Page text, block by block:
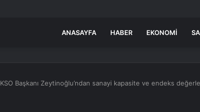
ANASAYFA HABER EKONOMI
KSO Başkanı Zeytinoğlu’ndan sanayi kapasite ve endeks